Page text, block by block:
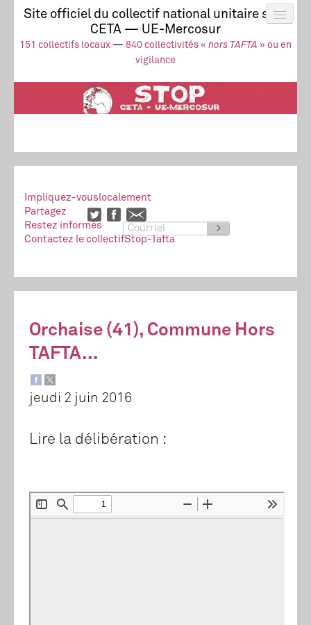
Site officiel du collectif national unitaire stop
CETA — UE-Mercosur
151 collectifs locaux — 840 collectivités « hors TAFTA » ou en
vigilance
Actus
UE-Mercosur
Stop à l’impunité !
TAFTA
CETA
Collectif
Impliquez-vouslocalement
Partagez
Restez informés
>
Contactez le collectifStop-Tafta
Orchaise (41), Commune Hors
TAFTA...
jeudi 2 juin 2016
Lire la délibération :